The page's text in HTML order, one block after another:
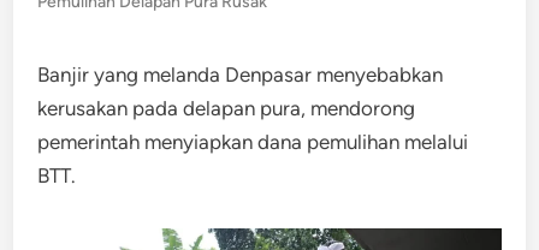
Banjir yang melanda Denpasar menyebabkan
kerusakan pada delapan pura, mendorong
pemerintah menyiapkan dana pemulihan melalui
BTT.